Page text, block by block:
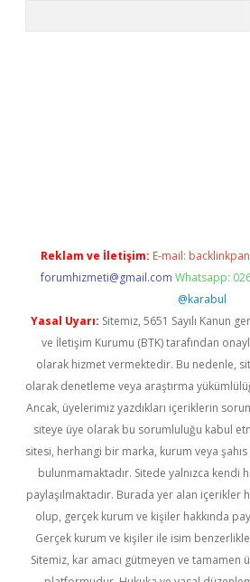
Reklam ve İletişim: E-mail:
forumhizmeti@gmail.com Whatsapp:
@karabul
Yasal Uyarı: Sitemiz, 5651 Sayılı Kanun
ve İletişim Kurumu (BTK) tarafından
olarak hizmet vermektedir. Bu nedenle,
olarak denetleme veya araştırma
Ancak, üyelerimiz yazdıkları içeriklerin
siteye üye olarak bu sorumluluğu kabul
sitesi, herhangi bir marka, kurum veya
bulunmamaktadır. Sitede yalnızca kendi
paylaşılmaktadır. Burada yer alan içerikler
olup, gerçek kurum ve kişiler hakkında
Gerçek kurum ve kişiler ile isim
Sitemiz, kar amacı gütmeyen ve tamamen